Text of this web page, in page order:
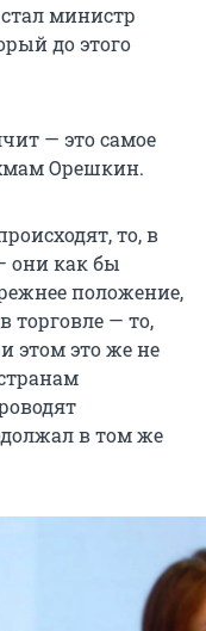
министр
до этого
— это самое
Орешкин.
то, в
они как бы
положение,
торговле — то,
этом это же не
в том же